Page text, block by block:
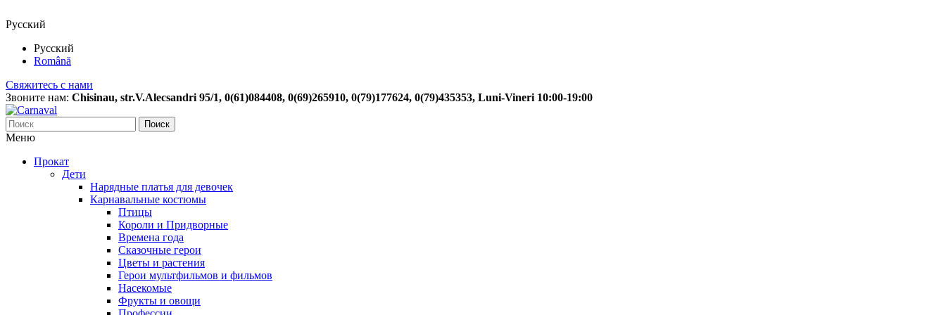
Русский
Русский
Română
Свяжитесь с нами
Звоните нам: Chisinau, str.V.Alecsandri 95/1, 0(61)084408, 0(69)265910, 0(79)177624, 0(79)435353, Luni-Vineri 10:00-19:00
Поиск
Меню
Прокат
Дети
Нарядные платья для девочек
Карнавальные костюмы
Птицы
Короли и Придворные
Времена года
Сказочные герои
Цветы и растения
Герои мультфильмов и фильмов
Насекомые
Фрукты и овощи